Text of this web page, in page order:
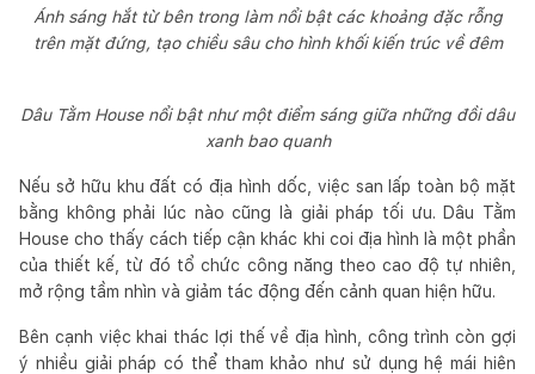
Ánh sáng hắt từ bên trong làm nổi bật các khoảng đặc rỗng
trên mặt đứng, tạo chiều sâu cho hình khối kiến trúc về đêm
Dâu Tằm House nổi bật như một điểm sáng giữa những đồi dâu
xanh bao quanh
Nếu sở hữu khu đất có địa hình dốc, việc san lấp toàn bộ mặt
bằng không phải lúc nào cũng là giải pháp tối ưu. Dâu Tằm
House cho thấy cách tiếp cận khác khi coi địa hình là một phần
của thiết kế, từ đó tổ chức công năng theo cao độ tự nhiên,
mở rộng tầm nhìn và giảm tác động đến cảnh quan hiện hữu.
Bên cạnh việc khai thác lợi thế về địa hình, công trình còn gợi
ý nhiều giải pháp có thể tham khảo như sử dụng hệ mái hiên